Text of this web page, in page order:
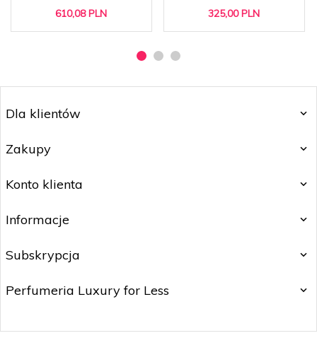
610,08 PLN 325,00 PLN
Dla klientów
Zakupy
Konto klienta
Informacje
Subskrypcja
Perfumeria Luxury for Less